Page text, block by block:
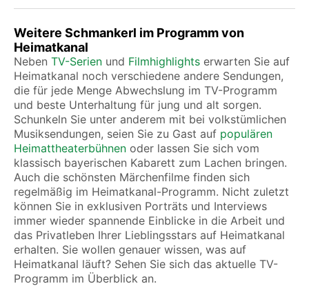
Weitere Schmankerl im Programm von
Heimatkanal
Neben TV-Serien und Filmhighlights erwarten Sie auf
Heimatkanal noch verschiedene andere Sendungen,
die für jede Menge Abwechslung im TV-Programm
und beste Unterhaltung für jung und alt sorgen.
Schunkeln Sie unter anderem mit bei volkstümlichen
Musiksendungen, seien Sie zu Gast auf populären
Heimattheaterbühnen oder lassen Sie sich vom
klassisch bayerischen Kabarett zum Lachen bringen.
Auch die schönsten Märchenfilme finden sich
regelmäßig im Heimatkanal-Programm. Nicht zuletzt
können Sie in exklusiven Porträts und Interviews
immer wieder spannende Einblicke in die Arbeit und
das Privatleben Ihrer Lieblingsstars auf Heimatkanal
erhalten. Sie wollen genauer wissen, was auf
Heimatkanal läuft? Sehen Sie sich das aktuelle TV-
Programm im Überblick an.